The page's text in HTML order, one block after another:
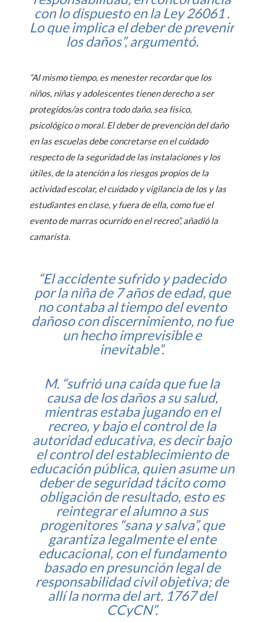
con lo dispuesto en la Ley 26061 .
Lo que implica el deber de prevenir
los daños”, argumentó.
“Al mismo tiempo, es menester recordar que los
niños, niñas y adolescentes tienen derecho a ser
protegidos/as contra todo daño, sea físico,
psicológico o moral. El deber de prevención del daño
en las escuelas debe concretarse en el cuidado
respecto de la seguridad de las instalaciones y los
útiles, de la atención a los riesgos propios de la
actividad escolar, el cuidado y vigilancia de los y las
estudiantes en clase, y fuera de ella, como fue el
evento de marras ocurrido en el recreo”, añadió la
camarista.
“El accidente sufrido y padecido
por la niña de 7 años de edad, que
no contaba al tiempo del evento
dañoso con discernimiento, no fue
un hecho imprevisible e
inevitable”.
M. “sufrió una caída que fue la
causa de los daños a su salud,
mientras estaba jugando en el
recreo, y bajo el control de la
autoridad educativa, es decir bajo
el control del establecimiento de
educación pública, quien asume un
deber de seguridad tácito como
obligación de resultado, esto es
reintegrar el alumno a sus
progenitores “sana y salva”, que
garantiza legalmente el ente
educacional, con el fundamento
basado en presunción legal de
responsabilidad civil objetiva; de
allí la norma del art. 1767 del
CCyCN”.